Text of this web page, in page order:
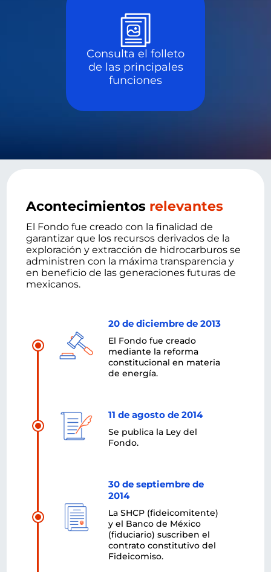
Consulta el folleto
de las principales
funciones
Acontecimientos relevantes
El Fondo fue creado con la finalidad de
garantizar que los recursos derivados de la
exploración y extracción de hidrocarburos se
administren con la máxima transparencia y
en beneficio de las generaciones futuras de
mexicanos.
20 de diciembre de 2013
El Fondo fue creado
mediante la reforma
constitucional en materia
de energía.
11 de agosto de 2014
Se publica la Ley del
Fondo.
30 de septiembre de
2014
La SHCP (fideicomitente)
y el Banco de México
(fiduciario) suscriben el
contrato constitutivo del
Fideicomiso.